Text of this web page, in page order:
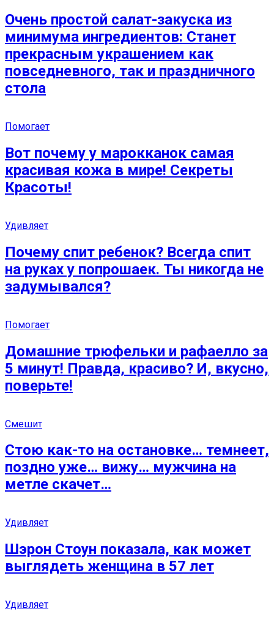
Очень простой салат-закуска из
минимума ингредиентов: Станет
прекрасным украшением как
повседневного, так и праздничного
стола
Помогает
Вот почему у марокканок самая
красивая кожа в мире! Секреты
Красоты!
Удивляет
Почему спит ребенок? Всегда спит
на руках у попрошаек. Ты никогда не
задумывался?
Помогает
Домашние трюфельки и рафаелло за
5 минут! Правда, красиво? И, вкусно,
поверьте!
Смешит
Стою как-то на остановке… темнеет,
поздно уже… вижу… мужчина на
метле скачет…
Удивляет
Шэрон Стоун показала, как может
выглядеть женщина в 57 лет
Удивляет